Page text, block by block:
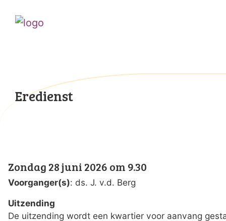
Eredienst
Zondag 28 juni 2026 om 9.30
Voorganger(s): ds. J. v.d. Berg
Uitzending
De uitzending wordt een kwartier voor aanvang